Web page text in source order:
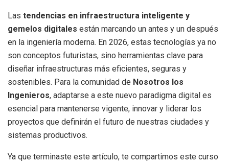
Las tendencias en infraestructura inteligente y
gemelos digitales están marcando un antes y un después
en la ingeniería moderna. En 2026, estas tecnologías ya no
son conceptos futuristas, sino herramientas clave para
diseñar infraestructuras más eficientes, seguras y
sostenibles. Para la comunidad de Nosotros los
Ingenieros, adaptarse a este nuevo paradigma digital es
esencial para mantenerse vigente, innovar y liderar los
proyectos que definirán el futuro de nuestras ciudades y
sistemas productivos.
Ya que terminaste este artículo, te compartimos este curso